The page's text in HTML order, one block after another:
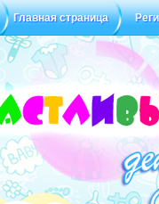
Главная страница
Статус заказа Отзывы